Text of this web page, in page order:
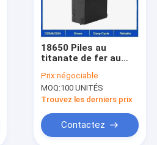
18650 Piles au
titanate de fer au
Prix:négociable
MOQ:100 UNITÉS
Trouvez les derniers prix
Contactez